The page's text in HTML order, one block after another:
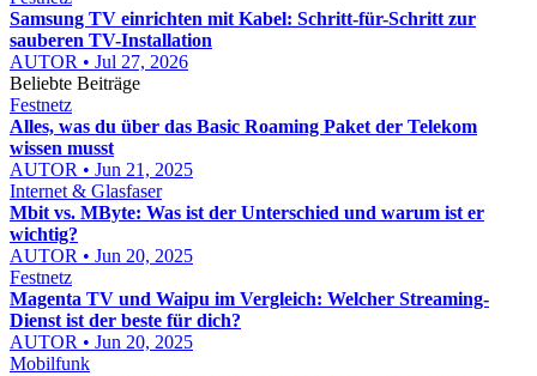
Samsung TV einrichten mit Kabel: Schritt-für-Schritt zur
sauberen TV-Installation
AUTOR • Jul 27, 2026
Beliebte Beiträge
Festnetz
Alles, was du über das Basic Roaming Paket der Telekom
wissen musst
AUTOR • Jun 21, 2025
Internet & Glasfaser
Mbit vs. MByte: Was ist der Unterschied und warum ist er
wichtig?
AUTOR • Jun 20, 2025
Festnetz
Magenta TV und Waipu im Vergleich: Welcher Streaming-
Dienst ist der beste für dich?
AUTOR • Jun 20, 2025
Mobilfunk